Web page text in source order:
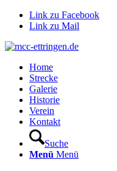
Link zu Facebook
Link zu Mail
Home
Strecke
Galerie
Historie
Verein
Kontakt
Suche
Menü Menü